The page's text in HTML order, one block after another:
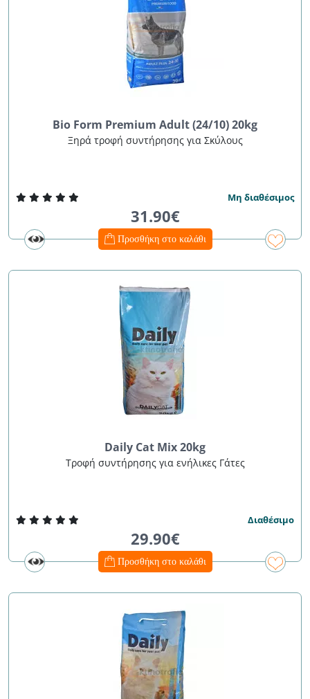
Bio Form Premium Adult (24/10) 20kg
Ξηρά τροφή συντήρησης για Σκύλους
Μη διαθέσιμος
31.90€
Προσθήκη στο καλάθι
Daily Cat Mix 20kg
Τροφή συντήρησης για ενήλικες Γάτες
Διαθέσιμο
29.90€
Προσθήκη στο καλάθι